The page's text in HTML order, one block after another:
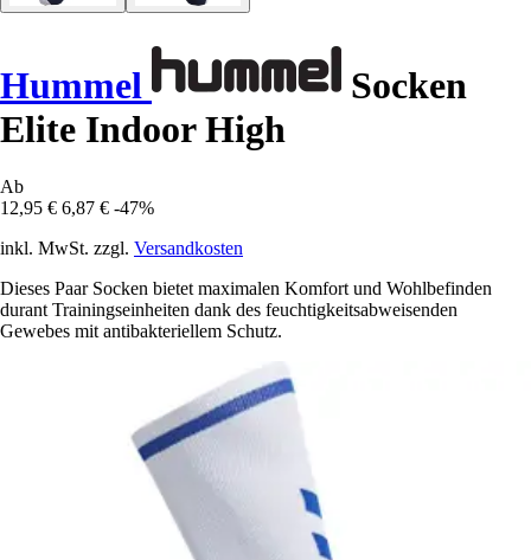
Hummel
Socken
Elite Indoor High
Ab
12,95 € 6,87 € -47%
inkl. MwSt. zzgl. Versandkosten
Dieses Paar Socken bietet maximalen Komfort und Wohlbefinden
durant Trainingseinheiten dank des feuchtigkeitsabweisenden
Gewebes mit antibakteriellem Schutz.